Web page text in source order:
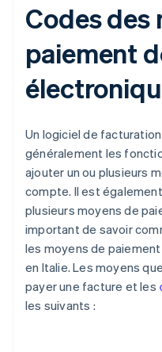
Codes des
paiement
Un logiciel de
généralement les
ajouter un ou plusieurs
compte. Il est
plusieurs moyens de
important de savoir
les moyens de
en Italie. Les moyens
payer une facture et les
les suivants :